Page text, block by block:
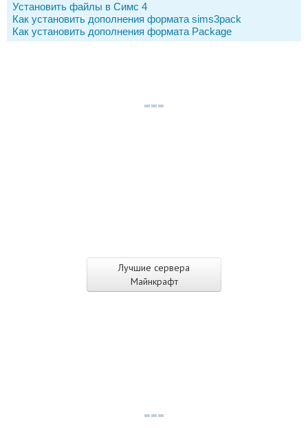
Лучшие сервера
Майнкрафт
Установить файлы в Симс 4
Как установить дополнения формата sims3pack
Как установить дополнения формата Package